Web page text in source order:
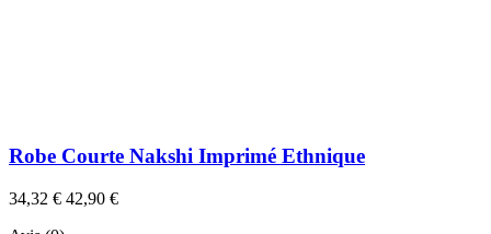
Robe Courte Nakshi Imprimé Ethnique
34,32 € 42,90 €